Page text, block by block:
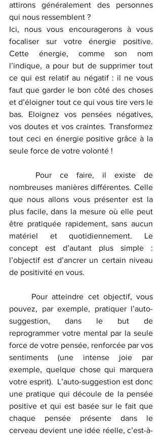
attirons généralement des personnes
qui nous ressemblent ?
Ici, nous vous encouragerons à vous
focaliser sur votre énergie positive.
Cette énergie, comme son nom
l’indique, a pour but de supprimer tout
ce qui est relatif au négatif : il ne vous
faut que garder le bon côté des choses
et d’éloigner tout ce qui vous tire vers le
bas. Eloignez vos pensées négatives,
vos doutes et vos craintes. Transformez
tout ceci en énergie positive grâce à la
seule force de votre volonté !
nombreuses manières différentes. Celle
que nous allons vous présenter est la
plus facile, dans la mesure où elle peut
être pratiquée rapidement, sans aucun
matériel et quotidiennement. Le
concept est d’autant plus simple :
l’objectif est d’ancrer un certain niveau
de positivité en vous.
pouvez, par exemple, pratiquer l’auto-
suggestion, dans le but de
reprogrammer votre mental par la seule
force de votre pensée, renforcée par vos
sentiments (une intense joie par
exemple, quelque chose qui marquera
votre esprit).  L’auto-suggestion est donc
une pratique qui découle de la pensée
positive et qui est basée sur le fait que
chaque pensée présente dans le
cerveau devient une idée réelle, c’est-à-